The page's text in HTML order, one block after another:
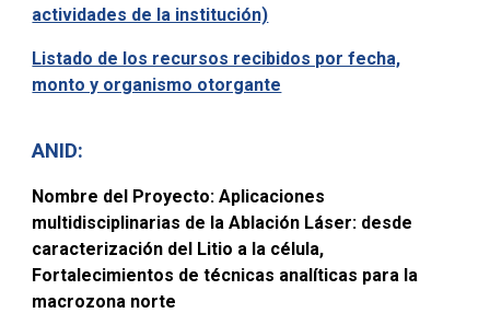
actividades de la institución)
Listado de los recursos recibidos por fecha,
monto y organismo otorgante
ANID:
Nombre del Proyecto: Aplicaciones
multidisciplinarias de la Ablación Láser: desde
caracterización del Litio a la célula,
Fortalecimientos de técnicas analíticas para la
macrozona norte